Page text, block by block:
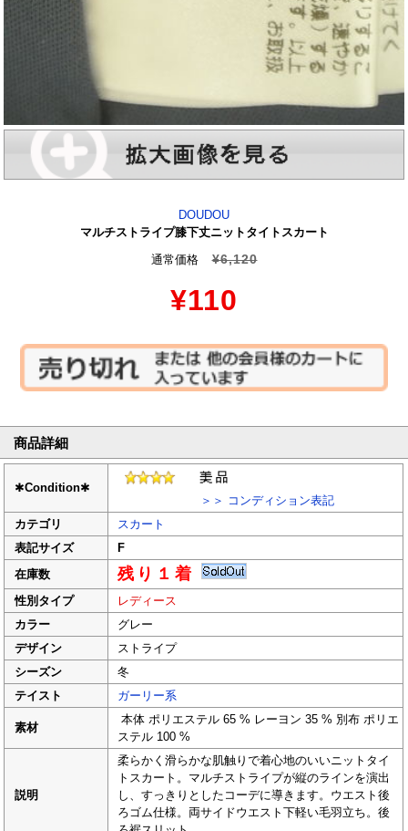
DOUDOU
マルチストライプ膝下丈ニットタイトスカート
通常価格
¥6,120
¥110
商品詳細
✱Condition✱
＞＞ コンディション表記
カテゴリ
スカート
表記サイズ
F
在庫数
残り１着
性別タイプ
レディース
カラー
グレー
デザイン
ストライプ
シーズン
冬
テイスト
ガーリー系
素材
本体 ポリエステル 65 % レーヨン 35 % 別布 ポリエ
ステル 100 %
説明
柔らかく滑らかな肌触りで着心地のいいニットタイ
トスカート。マルチストライプが縦のラインを演出
し、すっきりとしたコーデに導きます。ウエスト後
ろゴム仕様。両サイドウエスト下軽い毛羽立ち。後